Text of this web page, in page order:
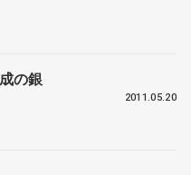
の銀
2011.05.20